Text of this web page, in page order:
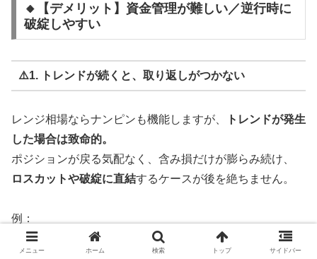
🔸【デメリット】資金管理が難しい／逆行時に
破綻しやすい
⚠️1. トレンドが続くと、取り返しがつかない
レンジ相場ならナンピンも機能しますが、
トレンドが発生
した場合は致命的。
ポジションが戻る気配なく、含み損だけが膨らみ続け、
ロスカットや破綻に直結するケースが後を絶ちません。
例：
メニュー ホーム 検索 トップ サイドバー